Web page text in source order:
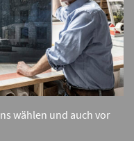
wählen und auch vor